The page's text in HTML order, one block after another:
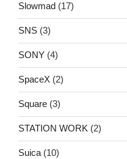
Slowmad (17)
SNS (3)
SONY (4)
SpaceX (2)
Square (3)
STATION WORK (2)
Suica (10)